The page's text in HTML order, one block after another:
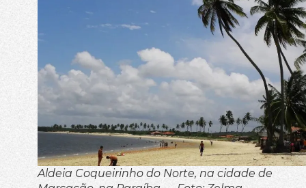
Aldeia Coqueirinho do Norte, na cidade de